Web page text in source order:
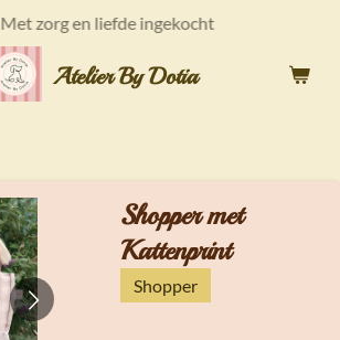
Atelier By Dotia
Met zorg en liefde ingekocht
Shopper met
Kattenprint
Shopper